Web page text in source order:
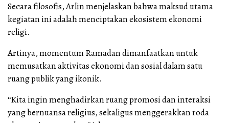
Secara filosofis, Arlin menjelaskan bahwa maksud utama
kegiatan ini adalah menciptakan ekosistem ekonomi
religi.
Artinya, momentum Ramadan dimanfaatkan untuk
memusatkan aktivitas ekonomi dan sosial dalam satu
ruang publik yang ikonik.
“Kita ingin menghadirkan ruang promosi dan interaksi
yang bernuansa religius, sekaligus menggerakkan roda